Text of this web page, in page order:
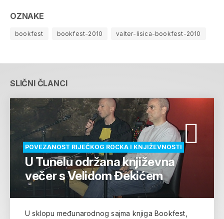
OZNAKE
bookfest bookfest-2010 valter-lisica-bookfest-2010
SLIČNI ČLANCI
POVEZANOST RIJEČKOG ROCKA I KNJIŽEVNOSTI
U Tunelu održana književna
večer s Velidom Đekićem
U sklopu međunarodnog sajma knjiga Bookfest,